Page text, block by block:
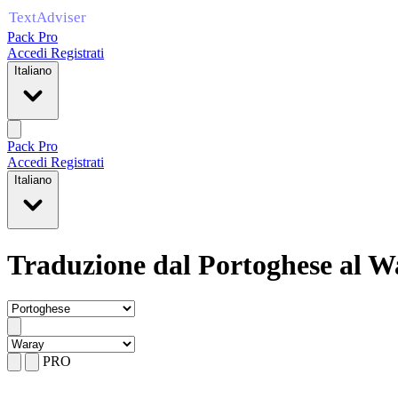
Pack Pro
Accedi Registrati
Italiano
Pack Pro
Accedi Registrati
Italiano
Traduzione dal Portoghese al
PRO